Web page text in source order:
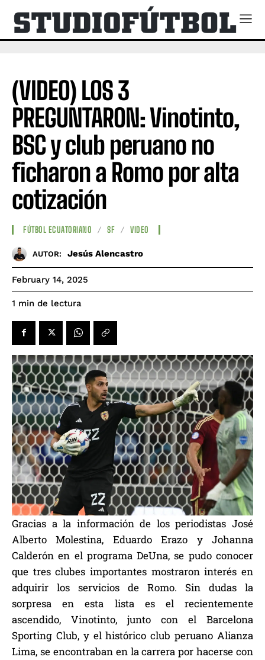
(VIDEO) LOS 3
PREGUNTARON: Vinotinto,
BSC y club peruano no
ficharon a Romo por alta
cotización
FÚTBOL ECUATORIANO SF VIDEO
AUTOR: Jesús Alencastro
February 14, 2025
1 min de lectura
Gracias a la información de los periodistas José
Alberto Molestina, Eduardo Erazo y Johanna
Calderón en el programa DeUna, se pudo conocer
que tres clubes importantes mostraron interés en
adquirir los servicios de Romo. Sin dudas la
sorpresa en esta lista es el recientemente
ascendido, Vinotinto, junto con el Barcelona
Sporting Club, y el histórico club peruano Alianza
Lima, se encontraban en la carrera por hacerse con